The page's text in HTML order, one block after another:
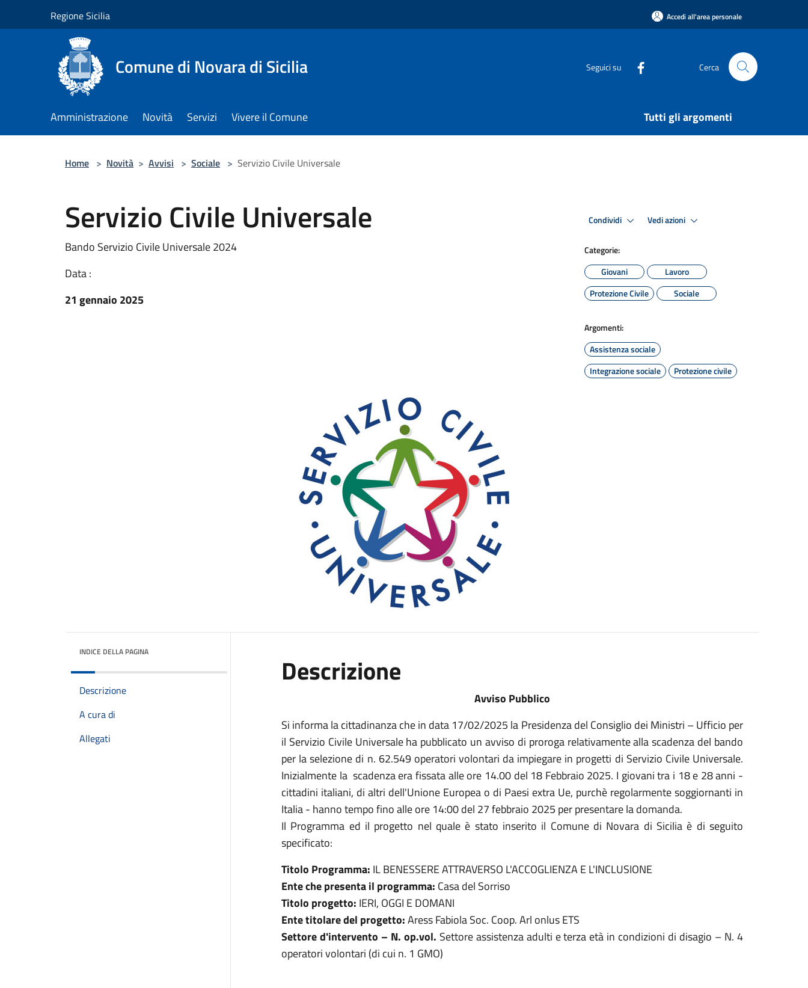
Regione Sicilia Accedi all'area personale
Comune di Novara di Sicilia Seguici su Cerca
Amministrazione Novità Servizi Vivere il Comune Tutti gli argomenti
Home > Novità > Avvisi > Sociale > Servizio Civile Universale
Servizio Civile Universale
Bando Servizio Civile Universale 2024
Data :
21 gennaio 2025
Condividi Vedi azioni
Categorie:
Giovani
Lavoro
Protezione Civile
Sociale
Argomenti:
Assistenza sociale
Integrazione sociale
Protezione civile
INDICE DELLA PAGINA
Descrizione
A cura di
Allegati
Descrizione
Avviso Pubblico
Si informa la cittadinanza che in data 17/02/2025 la Presidenza del Consiglio dei Ministri – Ufficio per
il Servizio Civile Universale ha pubblicato un avviso di proroga relativamente alla scadenza del bando
per la selezione di n. 62.549 operatori volontari da impiegare in progetti di Servizio Civile Universale.
Inizialmente la scadenza era fissata alle ore 14.00 del 18 Febbraio 2025. I giovani tra i 18 e 28 anni -
cittadini italiani, di altri dell'Unione Europea o di Paesi extra Ue, purchè regolarmente soggiornanti in
Italia - hanno tempo fino alle ore 14:00 del 27 febbraio 2025 per presentare la domanda.
Il Programma ed il progetto nel quale è stato inserito il Comune di Novara di Sicilia è di seguito
specificato:
Titolo Programma: IL BENESSERE ATTRAVERSO L'ACCOGLIENZA E L'INCLUSIONE
Ente che presenta il programma: Casa del Sorriso
Titolo progetto: IERI, OGGI E DOMANI
Ente titolare del progetto:Aress Fabiola Soc. Coop. Arl onlus ETS
Settore d'intervento – N. op.vol. Settore assistenza adulti e terza età in condizioni di disagio – N. 4
operatori volontari (di cui n. 1 GMO)